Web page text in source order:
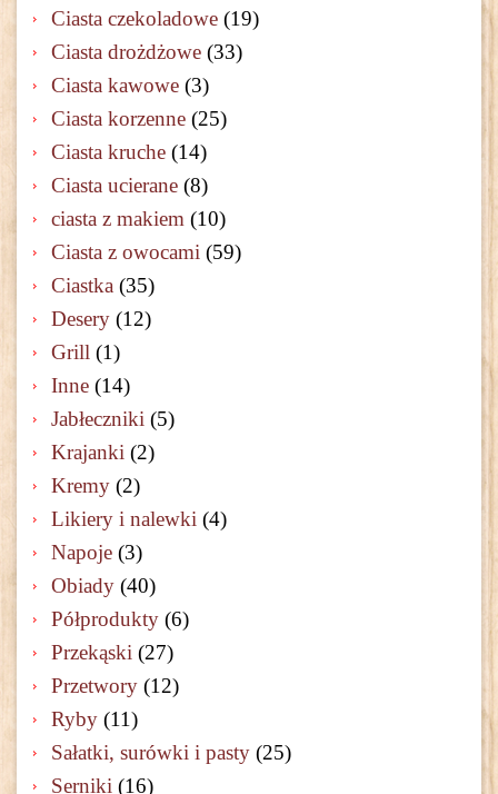
Ciasta czekoladowe (19)
Ciasta drożdżowe (33)
Ciasta kawowe (3)
Ciasta korzenne (25)
Ciasta kruche (14)
Ciasta ucierane (8)
ciasta z makiem (10)
Ciasta z owocami (59)
Ciastka (35)
Desery (12)
Grill (1)
Inne (14)
Jabłeczniki (5)
Krajanki (2)
Kremy (2)
Likiery i nalewki (4)
Napoje (3)
Obiady (40)
Półprodukty (6)
Przekąski (27)
Przetwory (12)
Ryby (11)
Sałatki, surówki i pasty (25)
Serniki (16)